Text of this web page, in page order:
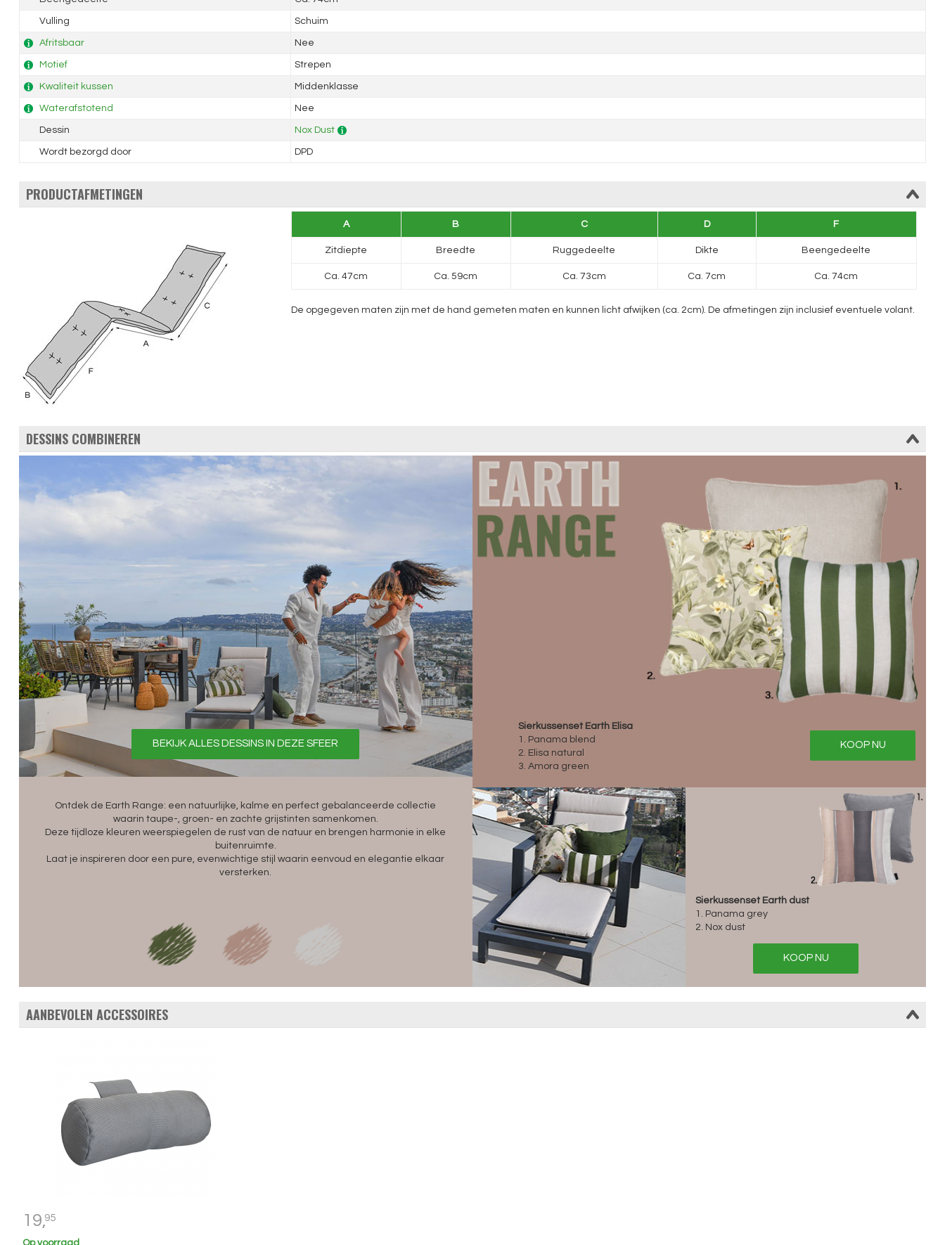
Vulling Schuim
Afritsbaar Nee
Motief Strepen
Kwaliteit kussen Middenklasse
Waterafstotend Nee
Dessin Nox Dust
Wordt bezorgd door DPD
PRODUCTAFMETINGEN
A B C D F
Zitdiepte Breedte Ruggedeelte Dikte Beengedeelte
Ca. 47cm Ca. 59cm Ca. 73cm Ca. 7cm Ca. 74cm
De opgegeven maten zijn met de hand gemeten maten en kunnen licht afwijken (ca. 2cm). De afmetingen zijn inclusief eventuele volant.
DESSINS COMBINEREN
BEKIJK ALLES DESSINS IN DEZE SFEER
Ontdek de Earth Range: een natuurlijke, kalme en perfect gebalanceerde collectie
waarin taupe-, groen- en zachte grijstinten samenkomen.
Deze tijdloze kleuren weerspiegelen de rust van de natuur en brengen harmonie in elke
buitenruimte.
Laat je inspireren door een pure, evenwichtige stijl waarin eenvoud en elegantie elkaar
versterken.
Sierkussenset Earth Elisa
1. Panama blend
2. Elisa natural
3. Amora green
KOOP NU
Sierkussenset Earth dust
1. Panama grey
2. Nox dust
KOOP NU
AANBEVOLEN ACCESSOIRES
19,95